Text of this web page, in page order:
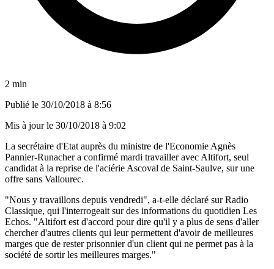
2 min
Publié le 30/10/2018 à 8:56
Mis à jour le 30/10/2018 à 9:02
La secrétaire d'Etat auprès du ministre de l'Economie Agnès
Pannier-Runacher a confirmé mardi travailler avec Altifort, seul
candidat à la reprise de l'aciérie Ascoval de Saint-Saulve, sur une
offre sans Vallourec.
"Nous y travaillons depuis vendredi", a-t-elle déclaré sur Radio
Classique, qui l'interrogeait sur des informations du quotidien Les
Echos. "Altifort est d'accord pour dire qu'il y a plus de sens d'aller
chercher d'autres clients qui leur permettent d'avoir de meilleures
marges que de rester prisonnier d'un client qui ne permet pas à la
société de sortir les meilleures marges."